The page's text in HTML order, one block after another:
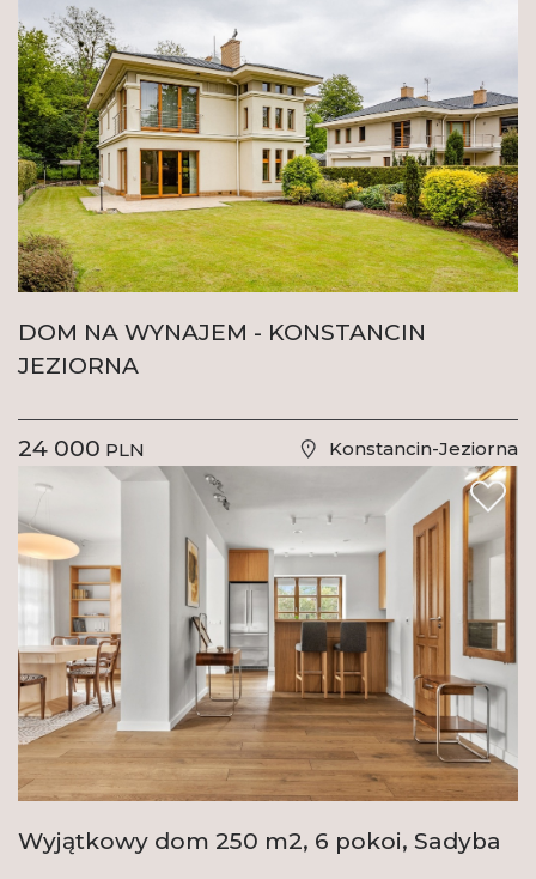
DOM NA WYNAJEM - KONSTANCIN
JEZIORNA
24 000 PLN Konstancin-Jeziorna
Wyjątkowy dom 250 m2, 6 pokoi, Sadyba